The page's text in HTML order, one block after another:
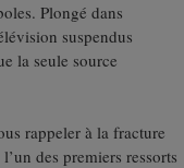
Plongé dans
suspendus
la seule source
rappeler à la fracture
des premiers ressorts